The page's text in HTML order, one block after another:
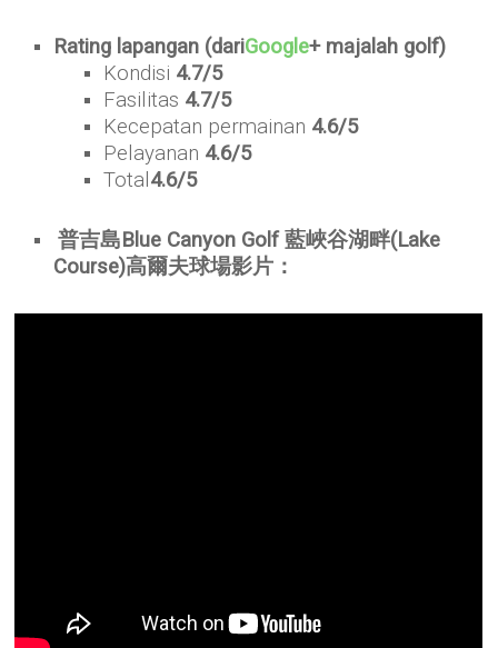
Rating lapangan (dariGoogle+ majalah golf)
Kondisi 4.7/5
Fasilitas 4.7/5
Kecepatan permainan 4.6/5
Pelayanan 4.6/5
Total 4.6/5
普吉島Blue Canyon Golf 藍峽谷湖畔(Lake
Course)高爾夫球場影片：